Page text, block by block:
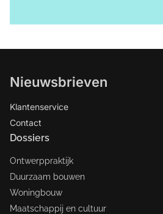
Nieuwsbrieven
Klantenservice
Contact
Dossiers
Ontwerppraktijk
Duurzaam bouwen
Woningbouw
Maatschappij en cultuur